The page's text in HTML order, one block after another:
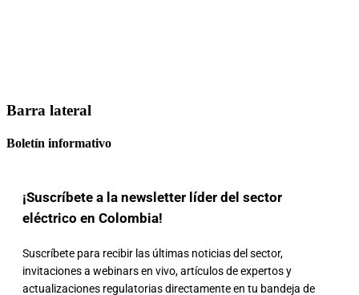
Barra lateral
Boletín informativo
¡Suscríbete a la newsletter líder del sector
eléctrico en Colombia!
Suscríbete para recibir las últimas noticias del sector,
invitaciones a webinars en vivo, artículos de expertos y
actualizaciones regulatorias directamente en tu bandeja de